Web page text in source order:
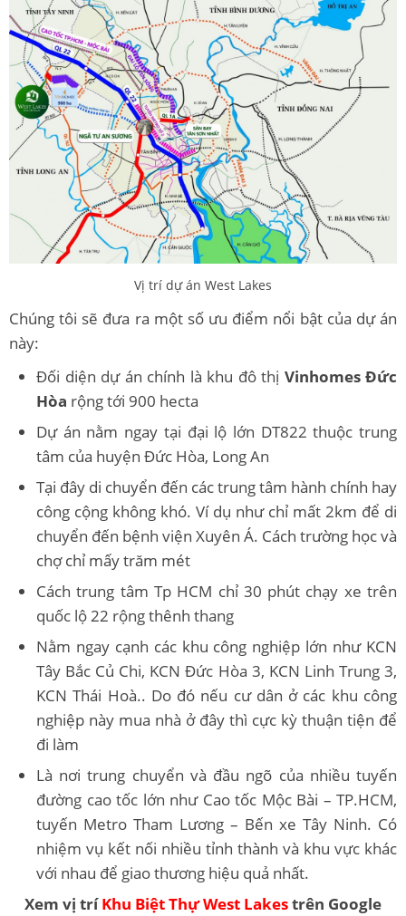
Vị trí dự án West Lakes
Chúng tôi sẽ đưa ra một số ưu điểm nổi bật của dự án
này:
Đối diện dự án chính là khu đô thị Vinhomes Đức
Hòa rộng tới 900 hecta
Dự án nằm ngay tại đại lộ lớn DT822 thuộc trung
tâm của huyện Đức Hòa, Long An
Tại đây di chuyển đến các trung tâm hành chính hay
công cộng không khó. Ví dụ như chỉ mất 2km để di
chuyển đến bệnh viện Xuyên Á. Cách trường học và
chợ chỉ mấy trăm mét
Cách trung tâm Tp HCM chỉ 30 phút chạy xe trên
quốc lộ 22 rộng thênh thang
Nằm ngay cạnh các khu công nghiệp lớn như KCN
Tây Bắc Củ Chi, KCN Đức Hòa 3, KCN Linh Trung 3,
KCN Thái Hoà.. Do đó nếu cư dân ở các khu công
nghiệp này mua nhà ở đây thì cực kỳ thuận tiện để
đi làm
Là nơi trung chuyển và đầu ngõ của nhiều tuyến
đường cao tốc lớn như Cao tốc Mộc Bài – TP.HCM,
tuyến Metro Tham Lương – Bến xe Tây Ninh. Có
nhiệm vụ kết nối nhiều tỉnh thành và khu vực khác
với nhau để giao thương hiệu quả nhất.
Xem vị tríKhu Biệt Thự West Lakestrên Google